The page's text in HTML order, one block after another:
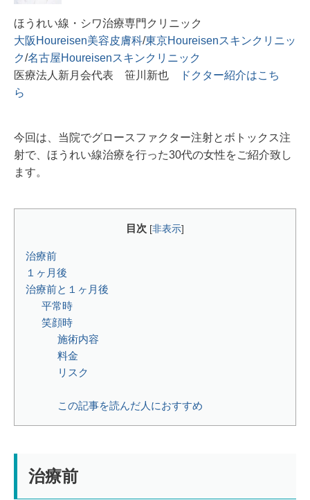
ほうれい線・シワ治療専門クリニック
大阪Houreisen美容皮膚科/東京Houreisenスキンクリニッ
ク/名古屋Houreisenスキンクリニック
医療法人新月会代表 笹川新也
ドクター紹介はこち
ら
今回は、当院でグロースファクター注射とボトックス注
射で、ほうれい線治療を行った30代の女性をご紹介致し
ます。
目次 [非表示]
治療前
１ヶ月後
治療前と１ヶ月後
平常時
笑顔時
施術内容⁡⁡⁡
料金⁡
リスク⁡
この記事を読んだ人におすすめ
治療前